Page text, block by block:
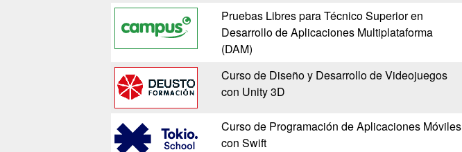
Pruebas Libres para Técnico Superior en
Desarrollo de Aplicaciones Multiplataforma
(DAM)
Curso de Diseño y Desarrollo de Videojuegos
con Unity 3D
Curso de Programación de Aplicaciones Móviles
con Swift